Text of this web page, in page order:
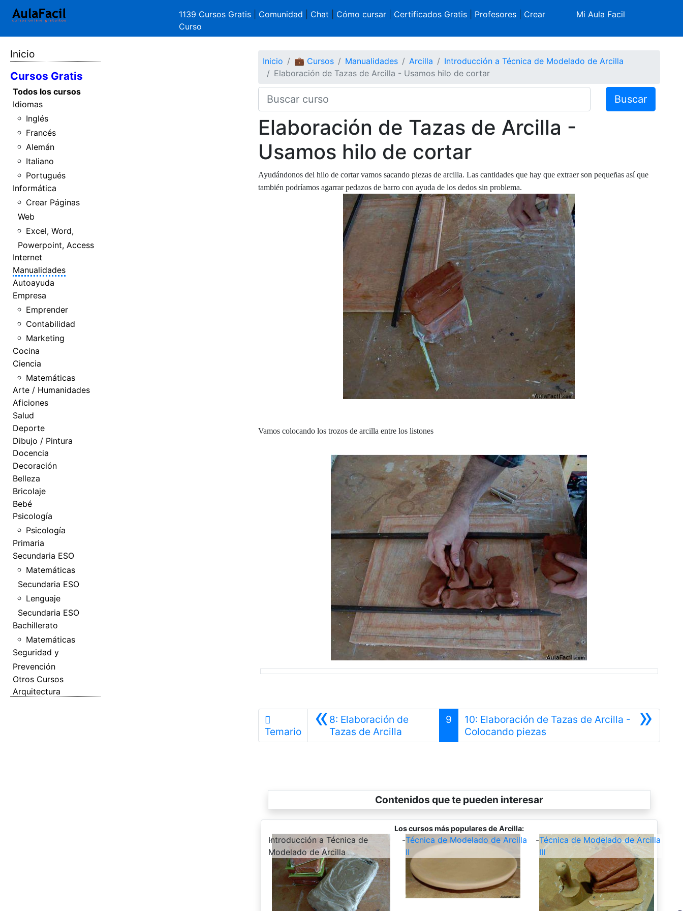
1139 Cursos Gratis Comunidad Chat Cómo cursar| Certificados Gratis| Profesores| Crear
Curso
Mi Aula Facil
Inicio
Cursos Gratis
Todos los cursos
Idiomas
Inglés
Francés
Alemán
Italiano
Portugués
Informática
Crear Páginas
Web
Excel, Word,
Powerpoint, Access
Internet
Manualidades
Autoayuda
Empresa
Emprender
Contabilidad
Marketing
Cocina
Ciencia
Matemáticas
Arte / Humanidades
Aficiones
Salud
Deporte
Dibujo / Pintura
Docencia
Decoración
Belleza
Bricolaje
Bebé
Psicología
Psicología
Primaria
Secundaria ESO
Matemáticas
Secundaria ESO
Lenguaje
Secundaria ESO
Bachillerato
Matemáticas
Seguridad y
Prevención
Otros Cursos
Arquitectura
Inicio 💼 Cursos Manualidades Arcilla
Introducción a Técnica de Modelado de Arcilla
Elaboración de Tazas de Arcilla - Usamos hilo de cortar
Buscar
Elaboración de Tazas de Arcilla -
Usamos hilo de cortar
Ayudándonos del hilo de cortar vamos sacando piezas de arcilla. Las cantidades que hay que extraer son pequeñas así que
también podríamos agarrar pedazos de barro con ayuda de los dedos sin problema.
Vamos colocando los trozos de arcilla entre los listones
Temario «8: Elaboración de
Tazas de ArcillaAnterior
9 »
10: Elaboración de Tazas de Arcilla -
Colocando piezas
Contenidos que te pueden interesar
Los cursos más populares de Arcilla:
-
Introducción a Técnica de
Modelado de Arcilla
-Técnica de Modelado de Arcilla
II
-Técnica de Modelado de Arcilla
III